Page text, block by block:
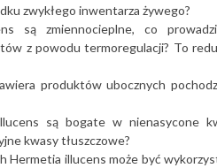
zwykłego inwentarza żywego?
są zmiennocieplne, co
z powodu termoregulacji? To
produktów ubocznych
są bogate w nienasycone
kwasy tłuszczowe?
Hermetia illucens może być